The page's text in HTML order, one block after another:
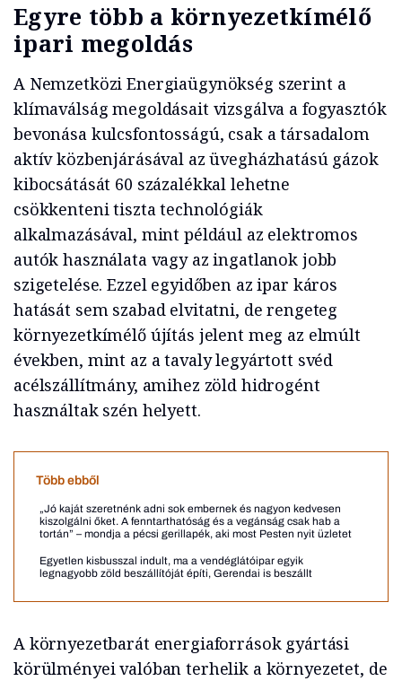
Egyre több a környezetkímélő
ipari megoldás
A Nemzetközi Energiaügynökség szerint a
klímaválság megoldásait vizsgálva a fogyasztók
bevonása kulcsfontosságú, csak a társadalom
aktív közbenjárásával az üvegházhatású gázok
kibocsátását 60 százalékkal lehetne
csökkenteni tiszta technológiák
alkalmazásával, mint például az elektromos
autók használata vagy az ingatlanok jobb
szigetelése. Ezzel egyidőben az ipar káros
hatását sem szabad elvitatni, de rengeteg
környezetkímélő újítás jelent meg az elmúlt
években, mint az a tavaly legyártott svéd
acélszállítmány, amihez zöld hidrogént
használtak szén helyett.
Több ebből
„Jó kaját szeretnénk adni sok embernek és nagyon kedvesen
kiszolgálni őket. A fenntarthatóság és a vegánság csak hab a
tortán” – mondja a pécsi gerillapék, aki most Pesten nyit üzletet
Egyetlen kisbusszal indult, ma a vendéglátóipar egyik
legnagyobb zöld beszállítóját építi, Gerendai is beszállt
A környezetbarát energiaforrások gyártási
körülményei valóban terhelik a környezetet, de